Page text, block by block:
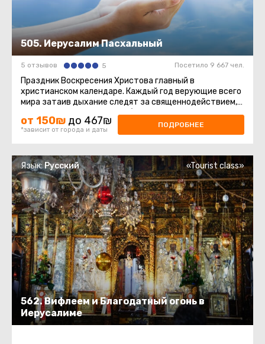
505. Иерусалим Пасхальный
5 отзывов 5 Посетило 9 667 чел.
Праздник Воскресения Христова главный в
христианском календаре. Каждый год верующие всего
мира затаив дыхание следят за священнодействием,
происходящим в Храме Гроба ...
от 150₪ до 467₪
*зависит от города и даты
ПОДРОБНЕЕ
562. Вифлеем и Благодатный огонь в
Иерусалиме
Язык:Русский «Tourist class»